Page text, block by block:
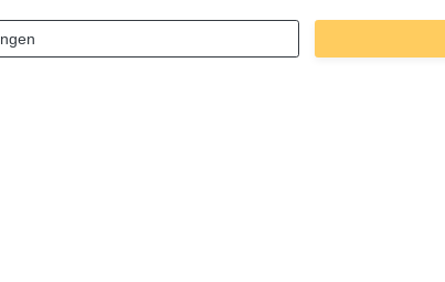
488,25 € *
*inkl. ges. MwSt.
353,85 € *